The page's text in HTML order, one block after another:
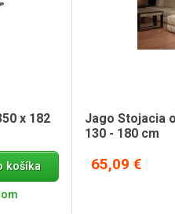
x 182
košíka
Jago Stojacia
130 - 180 cm
65,09 €